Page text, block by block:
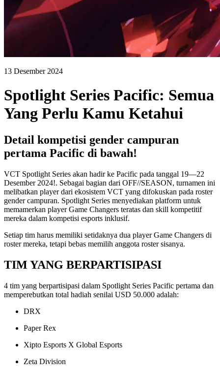
13 Desember 2024
Spotlight Series Pacific: Semua
Yang Perlu Kamu Ketahui
Detail kompetisi gender campuran
pertama Pacific di bawah!
VCT Spotlight Series akan hadir ke Pacific pada tanggal 19—22
Desember 2024!. Sebagai bagian dari OFF//SEASON, turnamen ini
melibatkan player dari ekosistem VCT yang difokuskan pada roster
gender campuran. Spotlight Series menyediakan platform untuk
memamerkan player Game Changers teratas dan skill kompetitif
mereka dalam kompetisi esports inklusif.
Setiap tim harus memiliki setidaknya dua player Game Changers di
roster mereka, tetapi bebas memilih anggota roster sisanya.
TIM YANG BERPARTISIPASI
4 tim yang berpartisipasi dalam Spotlight Series Pacific pertama dan
memperebutkan total hadiah senilai USD 50.000 adalah:
DRX
Paper Rex
Xipto Esports X Global Esports
Zeta Division